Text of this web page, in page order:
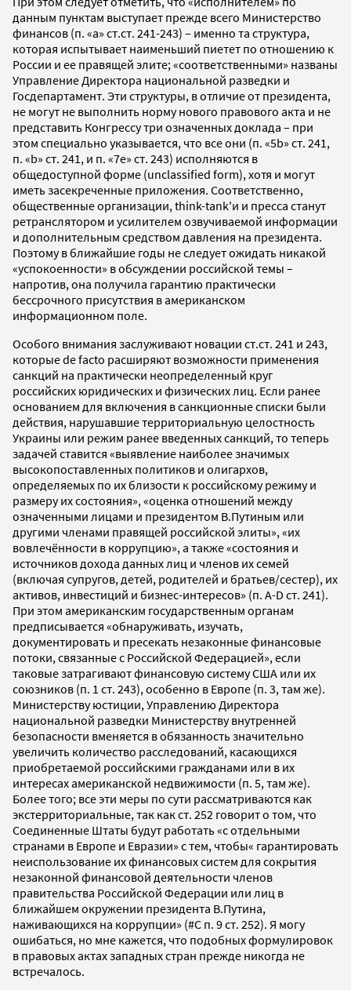
данным пунктам выступает прежде всего Министерство
финансов (п. «а» ст.ст. 241-243) – именно та структура,
которая испытывает наименьший пиетет по отношению к
России и ее правящей элите; «соответственными» названы
Управление Директора национальной разведки и
Госдепартамент. Эти структуры, в отличие от президента,
не могут не выполнить норму нового правового акта и не
представить Конгрессу три означенных доклада – при
этом специально указывается, что все они (п. «5b» ст. 241,
п. «b» ст. 241, и п. «7е» ст. 243) исполняются в
общедоступной форме (unclassified form), хотя и могут
иметь засекреченные приложения. Соответственно,
общественные организации, think-tank'и и пресса станут
ретранслятором и усилителем озвучиваемой информации
и дополнительным средством давления на президента.
Поэтому в ближайшие годы не следует ожидать никакой
«успокоенности» в обсуждении российской темы –
напротив, она получила гарантию практически
бессрочного присутствия в американском
информационном поле.
Особого внимания заслуживают новации ст.ст. 241 и 243,
которые de facto расширяют возможности применения
санкций на практически неопределенный круг
российских юридических и физических лиц. Если ранее
основанием для включения в санкционные списки были
действия, нарушавшие территориальную целостность
Украины или режим ранее введенных санкций, то теперь
задачей ставится «выявление наиболее значимых
высокопоставленных политиков и олигархов,
определяемых по их близости к российскому режиму и
размеру их состояния», «оценка отношений между
означенными лицами и президентом В.Путиным или
другими членами правящей российской элиты», «их
вовлечённости в коррупцию», а также «состояния и
источников дохода данных лиц и членов их семей
(включая супругов, детей, родителей и братьев/сестер), их
активов, инвестиций и бизнес-интересов» (п. А-D ст. 241).
При этом американским государственным органам
предписывается «обнаруживать, изучать,
документировать и пресекать незаконные финансовые
потоки, связанные с Российской Федерацией», если
таковые затрагивают финансовую систему США или их
союзников (п. 1 ст. 243), особенно в Европе (п. 3, там же).
Министерству юстиции, Управлению Директора
национальной разведки Министерству внутренней
безопасности вменяется в обязанность значительно
увеличить количество расследований, касающихся
приобретаемой российскими гражданами или в их
интересах американской недвижимости (п. 5, там же).
Более того; все эти меры по сути рассматриваются как
экстерриториальные, так как ст. 252 говорит о том, что
Соединенные Штаты будут работать «с отдельными
странами в Европе и Евразии» с тем, чтобы« гарантировать
неиспользование их финансовых систем для сокрытия
незаконной финансовой деятельности членов
правительства Российской Федерации или лиц в
ближайшем окружении президента В.Путина,
наживающихся на коррупции» (#C п. 9 ст. 252). Я могу
ошибаться, но мне кажется, что подобных формулировок
в правовых актах западных стран прежде никогда не
встречалось.